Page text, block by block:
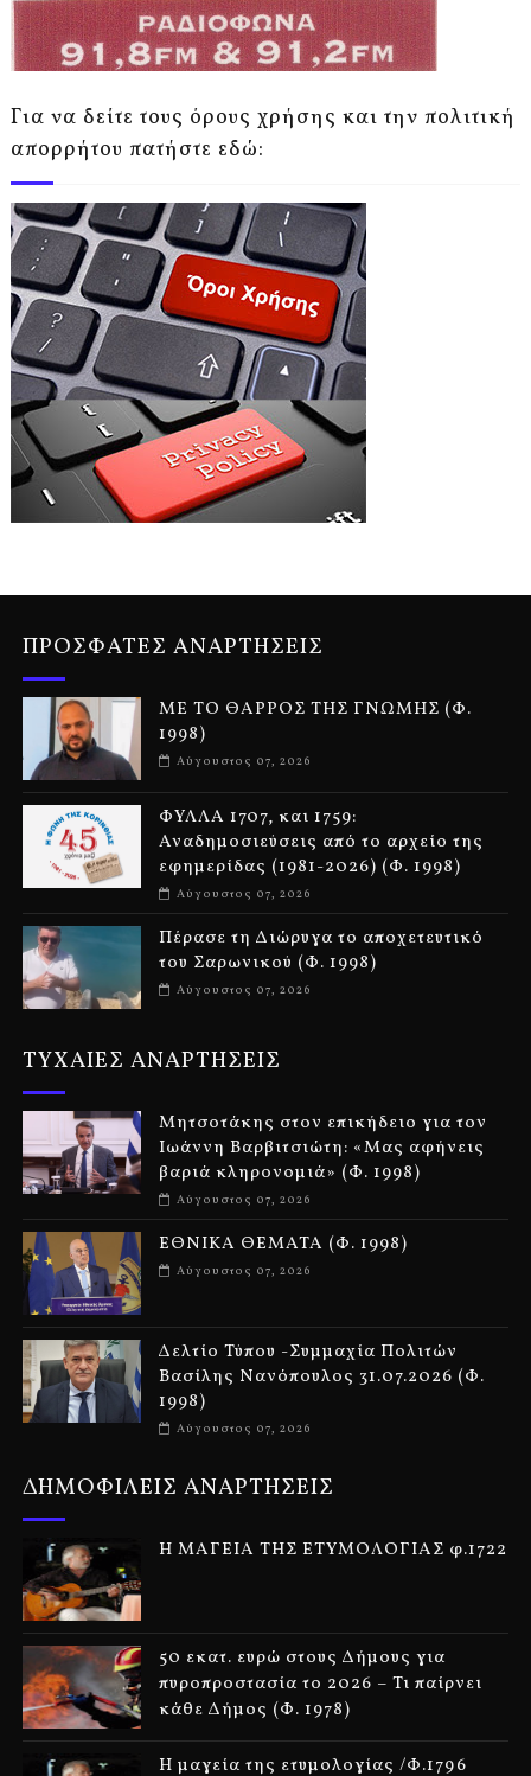
Για να δείτε τους όρους χρήσης και την πολιτική
απορρήτου πατήστε εδώ:
ΠΡΟΣΦΑΤΕΣ ΑΝΑΡΤΗΣΕΙΣ
ΜΕ ΤΟ ΘΑΡΡΟΣ ΤΗΣ ΓΝΩΜΗΣ (Φ.
1998)
Αύγουστος 07, 2026
ΦΥΛΛΑ 1707, και 1759:
Αναδημοσιεύσεις από το αρχείο της
εφημερίδας (1981-2026) (Φ. 1998)
Αύγουστος 07, 2026
Πέρασε τη Διώρυγα το αποχετευτικό
του Σαρωνικού (Φ. 1998)
Αύγουστος 07, 2026
ΤΥΧΑΙΕΣ ΑΝΑΡΤΗΣΕΙΣ
Μητσοτάκης στον επικήδειο για τον
Ιωάννη Βαρβιτσιώτη: «Μας αφήνεις
βαριά κληρονομιά» (Φ. 1998)
Αύγουστος 07, 2026
ΕΘΝΙΚΑ ΘΕΜΑΤΑ (Φ. 1998)
Αύγουστος 07, 2026
Δελτίο Τύπου -Συμμαχία Πολιτών
Βασίλης Νανόπουλος 31.07.2026 (Φ.
1998)
Αύγουστος 07, 2026
ΔΗΜΟΦΙΛΕΙΣ ΑΝΑΡΤΗΣΕΙΣ
Η ΜΑΓΕΙΑ ΤΗΣ ΕΤΥΜΟΛΟΓΙΑΣ φ.1722
50 εκατ. ευρώ στους Δήμους για
πυροπροστασία το 2026 – Τι παίρνει
κάθε Δήμος (Φ. 1978)
Η μαγεία της ετυμολογίας /Φ.1796